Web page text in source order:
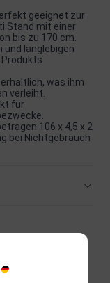
geeignet zur
Stand mit einer
bis zu 170 cm.
langlebigen
Produkts
was ihm
verleiht.
für
106 x 4,5 x 2
bei Nichtgebrauch